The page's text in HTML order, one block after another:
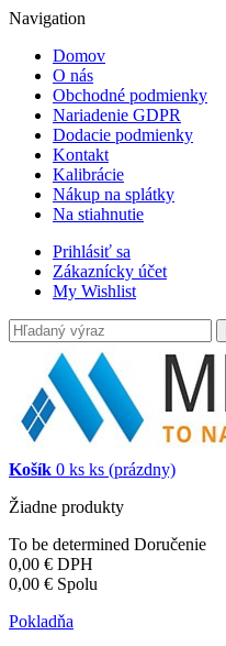
Navigation
Domov
O nás
Obchodné podmienky
Nariadenie GDPR
Dodacie podmienky
Kontakt
Kalibrácie
Nákup na splátky
Na stiahnutie
Prihlásiť sa
Zákaznícky účet
My Wishlist
Košík 0 ks ks (prázdny)
Žiadne produkty
To be determined Doručenie
0,00 € DPH
0,00 € Spolu
Pokladňa